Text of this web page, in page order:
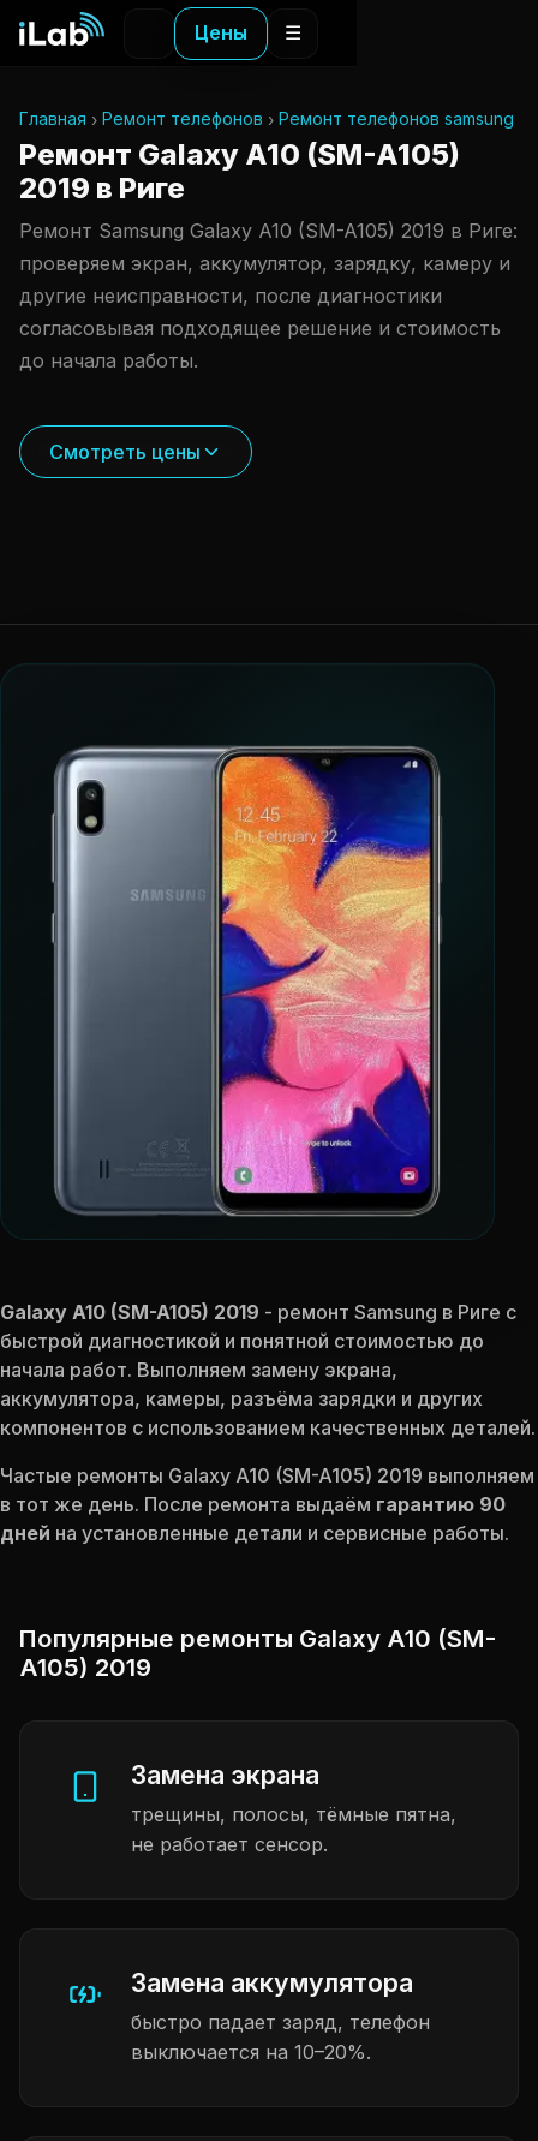
Цены ☰
Главная Ремонт телефонов Ремонт телефонов samsung
Ремонт Galaxy A10 (SM-A105)
2019 в Риге
Ремонт Samsung Galaxy A10 (SM-A105) 2019 в Риге:
проверяем экран, аккумулятор, зарядку, камеру и
другие неисправности, после диагностики
согласовывая подходящее решение и стоимость
до начала работы.
Смотреть цены
Galaxy A10 (SM-A105) 2019 - ремонт Samsung в Риге с
быстрой диагностикой и понятной стоимостью до
начала работ. Выполняем замену экрана,
аккумулятора, камеры, разъёма зарядки и других
компонентов с использованием качественных деталей.
Частые ремонты Galaxy A10 (SM-A105) 2019 выполняем
в тот же день. После ремонта выдаём гарантию 90
дней на установленные детали и сервисные работы.
Популярные ремонты Galaxy A10 (SM-
A105) 2019
Замена экрана
трещины, полосы, тёмные пятна,
не работает сенсор.
Замена аккумулятора
быстро падает заряд, телефон
выключается на 10–20%.